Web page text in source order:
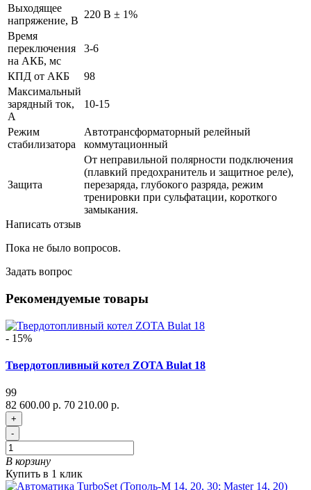
Выходящее
напряжение, В
220 В ± 1%
Время
переключения
на АКБ, мс
3-6
КПД от АКБ
98
Максимальный
зарядный ток,
А
10-15
Режим
стабилизатора
Автотрансформаторный релейный
коммутационный
Защита
От неправильной полярности подключения
(плавкий предохранитель и защитное реле),
перезаряда, глубокого разряда, режим
тренировки при сульфатации, короткого
замыкания.
Написать отзыв
Пока не было вопросов.
Задать вопрос
Рекомендуемые товары
- 15%
Твердотопливный котел ZOTA Bulat 18
99
82 600.00 р. 70 210.00 р.
+
-
В корзину
Купить в 1 клик